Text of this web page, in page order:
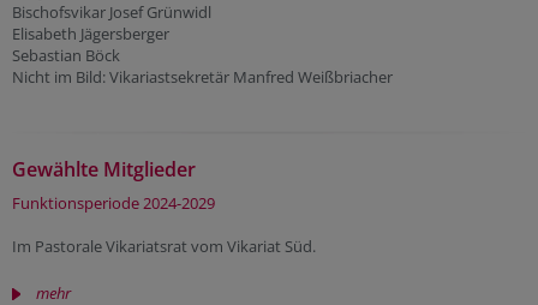
Bischofsvikar Josef Grünwidl
Elisabeth Jägersberger
Sebastian Böck
Nicht im Bild: Vikariastsekretär Manfred Weißbriacher
Gewählte Mitglieder
Funktionsperiode 2024-2029
Im Pastorale Vikariatsrat vom Vikariat Süd.
mehr